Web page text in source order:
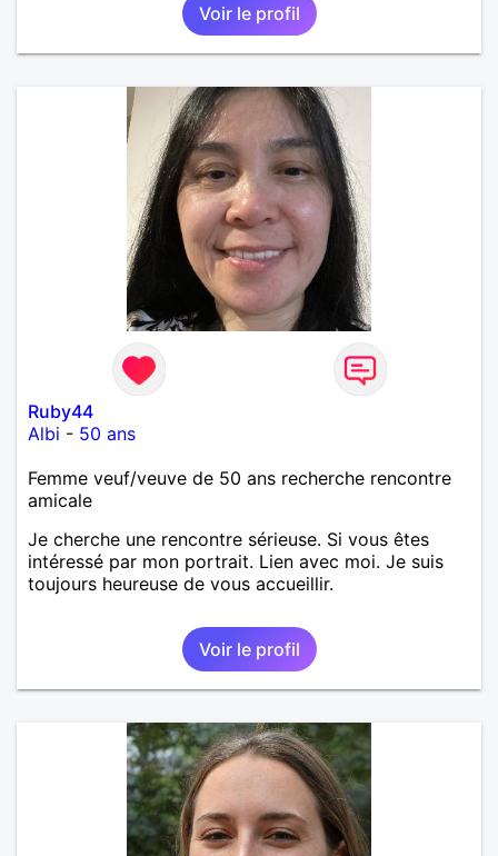
Voir le profil
Ruby44
Albi - 50 ans
Femme veuf/veuve de 50 ans recherche rencontre
amicale
Je cherche une rencontre sérieuse. Si vous êtes
intéressé par mon portrait. Lien avec moi. Je suis
toujours heureuse de vous accueillir.
Voir le profil